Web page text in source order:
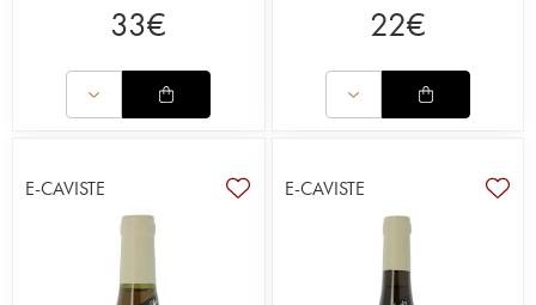
33€ 22€
E-CAVISTE E-CAVISTE